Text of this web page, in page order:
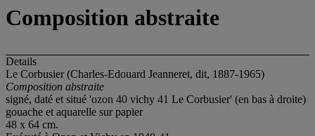
Composition abstraite
Details
Le Corbusier (Charles-Edouard Jeanneret, dit, 1887-1965)
Composition abstraite
signé, daté et situé 'ozon 40 vichy 41 Le Corbusier' (en bas à droite)
gouache et aquarelle sur papier
48 x 64 cm.